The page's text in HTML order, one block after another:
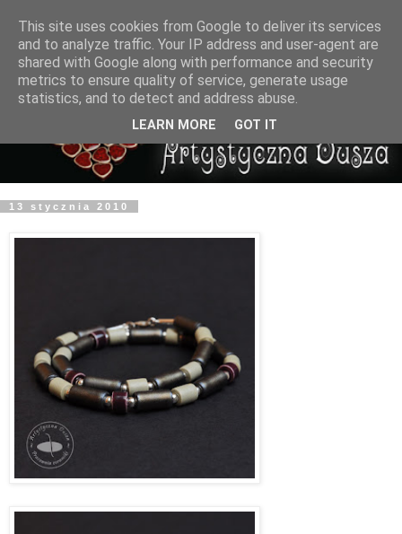
13 stycznia 2010
This site uses cookies from Google to deliver its services
and to analyze traffic. Your IP address and user-agent are
shared with Google along with performance and security
metrics to ensure quality of service, generate usage
statistics, and to detect and address abuse.
LEARN MORE GOT IT